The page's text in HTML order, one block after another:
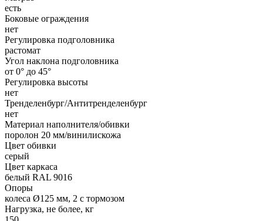
есть
Боковые ограждения
нет
Регулировка подголовника
растомат
Угол наклона подголовника
от 0° до 45°
Регулировка высоты
нет
Тренделенбург/Антитренделенбург
нет
Материал наполнителя/обивки
поролон 20 мм/винилискожа
Цвет обивки
серый
Цвет каркаса
белый RAL 9016
Опоры
колеса Ø125 мм, 2 с тормозом
Нагрузка, не более, кг